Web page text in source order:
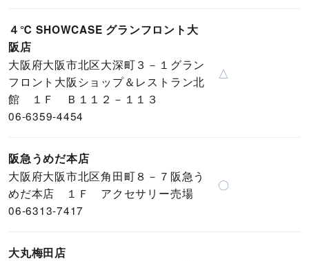
４℃ SHOWCASE グランフロント大
阪店
大阪府大阪市北区大深町３－１グラン
フロント大阪ショップ＆レストラン北
館 １Ｆ Ｂ１１２－１１３
06-6359-4454
△
阪急うめだ本店
大阪府大阪市北区角田町８－７阪急う
めだ本店 １Ｆ アクセサリー売場
06-6313-7417
〇
大丸梅田店